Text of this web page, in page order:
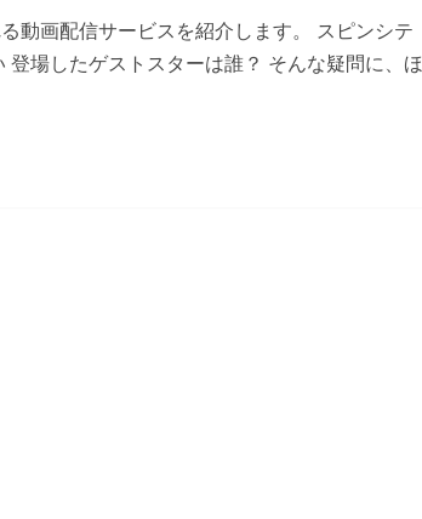
動画配信サービスを紹介します。 スピンシテ
場したゲストスターは誰？ そんな疑問に、ほ